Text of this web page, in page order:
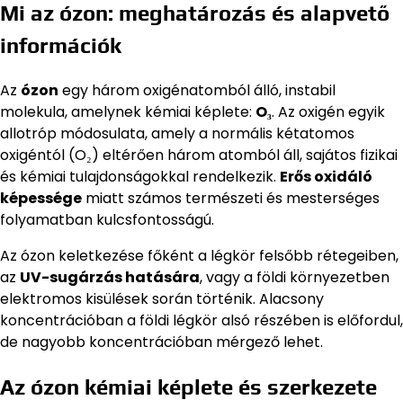
Mi az ózon: meghatározás és alapvető
információk
Az ózon egy három oxigénatomból álló, instabil
molekula, amelynek kémiai képlete: O₃. Az oxigén egyik
allotróp módosulata, amely a normális kétatomos
oxigéntól (O₂) eltérően három atomból áll, sajátos fizikai
és kémiai tulajdonságokkal rendelkezik. Erős oxidáló
képessége miatt számos természeti és mesterséges
folyamatban kulcsfontosságú.
Az ózon keletkezése főként a légkör felsőbb rétegeiben,
az UV-sugárzás hatására, vagy a földi környezetben
elektromos kisülések során történik. Alacsony
koncentrációban a földi légkör alsó részében is előfordul,
de nagyobb koncentrációban mérgező lehet.
Az ózon kémiai képlete és szerkezete